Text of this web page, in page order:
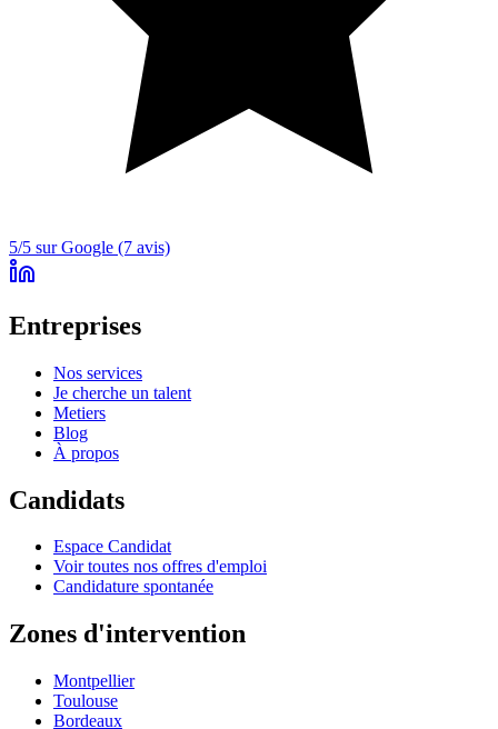
5/5 sur Google (7 avis)
Entreprises
Nos services
Je cherche un talent
Metiers
Blog
À propos
Candidats
Espace Candidat
Voir toutes nos offres d'emploi
Candidature spontanée
Zones d'intervention
Montpellier
Toulouse
Bordeaux